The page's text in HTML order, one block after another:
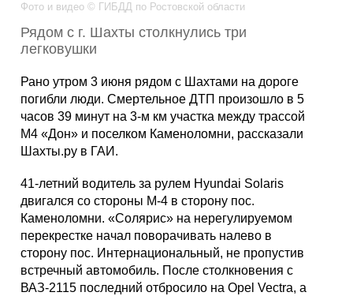
Фотогалерея
Фото и видео © ГИБДД по Ростовской области
Рядом с г. Шахты столкнулись три
легковушки
Рано утром 3 июня рядом с Шахтами на дороге
погибли люди. Смертельное ДТП произошло в 5
часов 39 минут на 3-м км участка между трассой
М4 «Дон» и поселком Каменоломни, рассказали
Шахты.ру в ГАИ.
41-летний водитель за рулем Hyundai Solaris
двигался со стороны М-4 в сторону пос.
Каменоломни. «Солярис» на нерегулируемом
перекрестке начал поворачивать налево в
сторону пос. Интернациональный, не пропустив
встречный автомобиль. После столкновения с
ВАЗ-2115 последний отбросило на Opel Vectra, а